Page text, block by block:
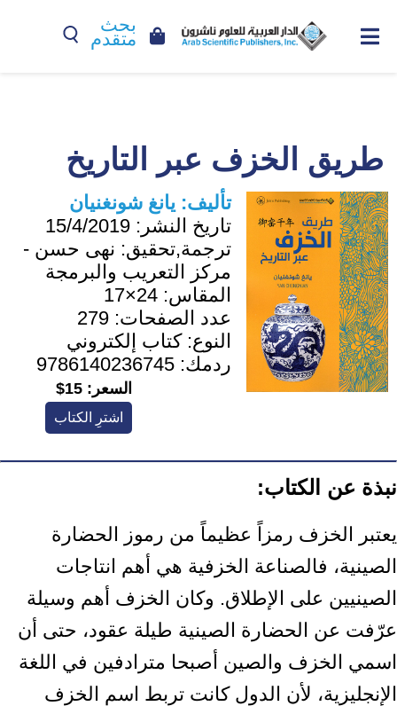
بحث
متقدم
طريق الخزف عبر التاريخ
تأليف: يانغ شونغنيان
تاريخ النشر: 15/4/2019
ترجمة,تحقيق: نهى حسن -
مركز التعريب والبرمجة
المقاس: 24×17
عدد الصفحات: 279
النوع:كتاب إلكتروني
ردمك: 9786140236745
السعر: 15$
اشترِ الكتاب
نبذة عن الكتاب:
يعتبر الخزف رمزاً عظيماً من رموز الحضارة
الصينية، فالصناعة الخزفية هي أهم انتاجات
‏الصينيين على الإطلاق. وكان الخزف أهم وسيلة
عرّفت عن الحضارة الصينية طيلة عقود، ‏حتى أن
اسمي الخزف والصين أصبحا مترادفين في اللغة
الإنجليزية، لأن الدول كانت تربط ‏اسم الخزف